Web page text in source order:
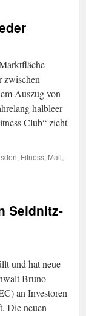
zwischen
Auszug von
halbleer
Club“ zieht
, Fitness, Mall,
Seidnitz-
und hat neue
Bruno
an Investoren
Die neuen